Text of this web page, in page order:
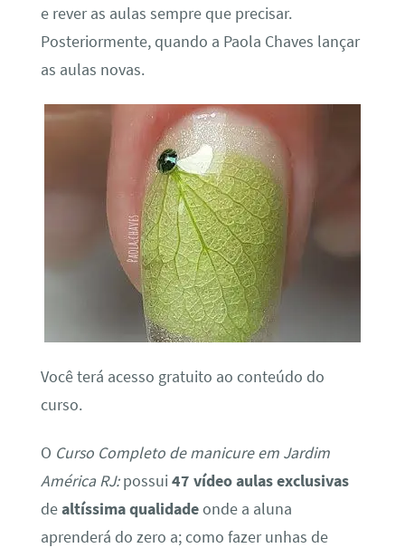
e rever as aulas sempre que precisar.
Posteriormente, quando a Paola Chaves lançar
as aulas novas.
Você terá acesso gratuito ao conteúdo do
curso.
O Curso Completo de manicure em Jardim
América RJ:possui 47 vídeo aulas exclusivas
dealtíssima qualidadeonde a aluna
aprenderá do zero a; como fazer unhas de